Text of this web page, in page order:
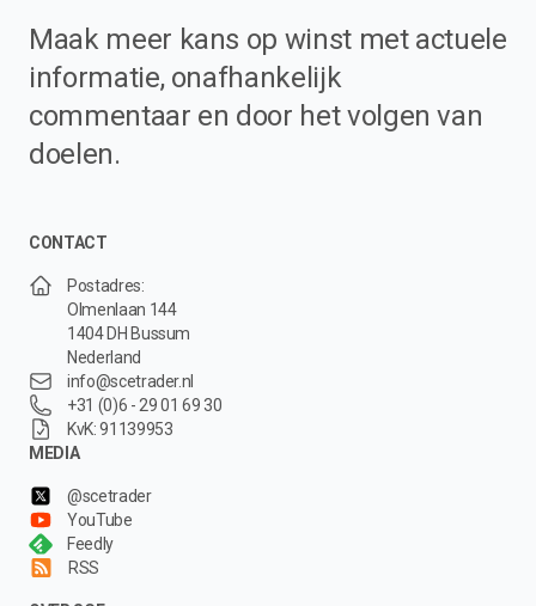
Maak meer kans op winst met actuele
informatie, onafhankelijk
commentaar en door het volgen van
doelen.
CONTACT
Postadres:
Olmenlaan 144
1404 DH Bussum
Nederland
info@scetrader.nl
+31 (0)6 - 29 01 69 30
KvK: 91139953
MEDIA
@scetrader
YouTube
Feedly
RSS